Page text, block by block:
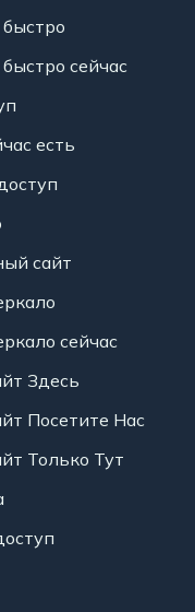
сейчас
есть
сайт
сейчас
Здесь
Посетите Нас
Только Тут